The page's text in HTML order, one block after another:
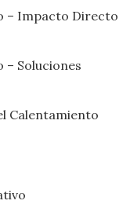
– Impacto Directo
– Soluciones
Calentamiento